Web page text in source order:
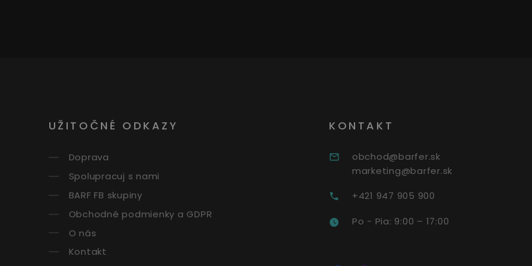
UŽITOČNÉ ODKAZY
Doprava
Spolupracuj s nami
BARF FB skupiny
Obchodné podmienky a GDPR
O nás
Kontakt
KONTAKT
obchod@barfer.sk
marketing@barfer.sk
+421 947 905 900
Po - Pia: 9:00 – 17:00